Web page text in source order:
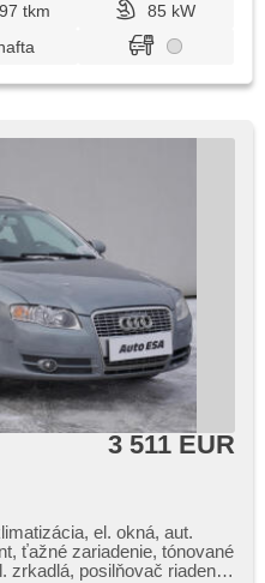
tkm
85 kW
3 511 EUR
el. okná, aut.
ťažné zariadenie, tónované
zrkadlá, posilňovač riadenia,